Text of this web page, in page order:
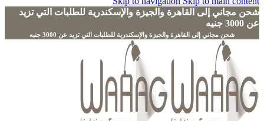
شحن مجاني إلى القاهرة والجيزة والإسكندرية للطلبات التي تزيد
عن 3000 جنيه